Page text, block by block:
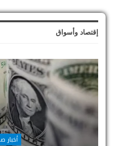
إقتصاد وأسواق
أخبار